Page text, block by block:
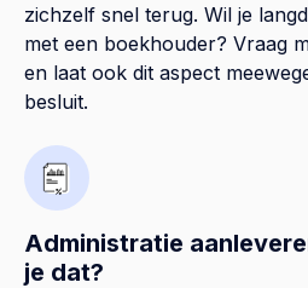
zichzelf snel terug. Wil je
met een boekhouder? Vraag
en laat ook dit aspect
besluit.
Administratie
je dat?